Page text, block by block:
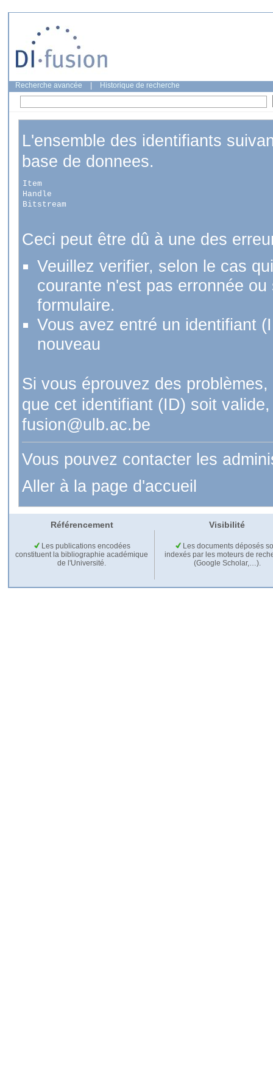
Recherche avancée Historique de recherche
L'ensemble des identifiants
base de donnees.
Item
Handle
Bitstream
Ceci peut être dû à une des
Veuillez verifier, selon le cas
courante n'est pas erronnée
formulaire.
Vous avez entré un identifiant
nouveau
Si vous éprouvez des
que cet identifiant (ID) soit
fusion@ulb.ac.be
Vous pouvez contacter les
Aller à la page d'accueil
Référencement Visibilité
Les publications encodées
constituent la bibliographie académique
de l'Université.
Les documents déposés
indexés par les moteurs de
(Google Scholar,…).